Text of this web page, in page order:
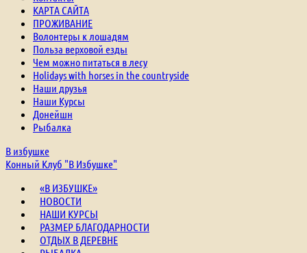
КАРТА САЙТА
ПРОЖИВАНИЕ
Волонтеры к лошадям
Польза верховой езды
Чем можно питаться в лесу
Holidays with horses in the countryside
Наши друзья
Наши Курсы
Донейшн
Рыбалка
В избушке
Конный Клуб "В Избушке"
«В ИЗБУШКЕ»
НОВОСТИ
НАШИ КУРСЫ
РАЗМЕР БЛАГОДАРНОСТИ
ОТДЫХ В ДЕРЕВНЕ